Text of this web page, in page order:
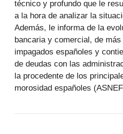
técnico y profundo que le
a la hora de analizar la
Además, le informa de la
bancaria y comercial, de
impagados españoles y
de deudas con las
la procedente de los
morosidad españoles